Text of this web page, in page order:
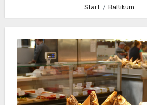
Start Baltikum